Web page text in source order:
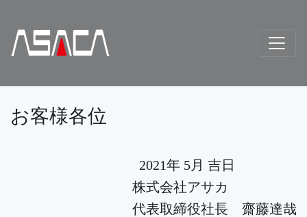
お客様各位
2021年 5月 吉日
株式会社アサカ
代表取締役社長 齋藤達哉